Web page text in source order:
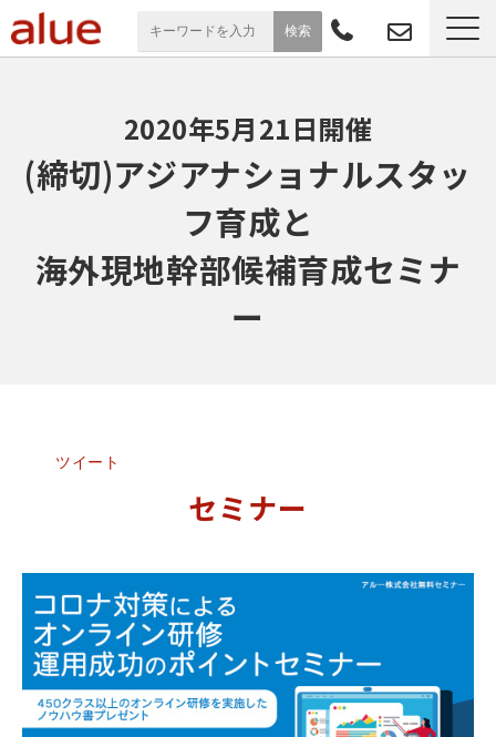
導入事例
お役立ち情報
セミナー
2020年5月21日開催
(締切)アジアナショナルスタッ
フ育成と
海外現地幹部候補育成セミナ
ー
ツイート
セミナー